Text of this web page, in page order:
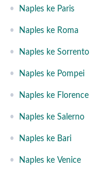
• Naples ke Paris
• Naples ke Roma
• Naples ke Sorrento
• Naples ke Pompei
• Naples ke Florence
• Naples ke Salerno
• Naples ke Bari
• Naples ke Venice